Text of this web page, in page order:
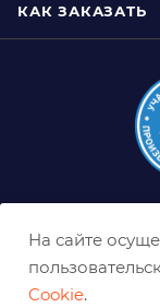
КАК ЗАКАЗАТЬ
На сайте
Cookie.